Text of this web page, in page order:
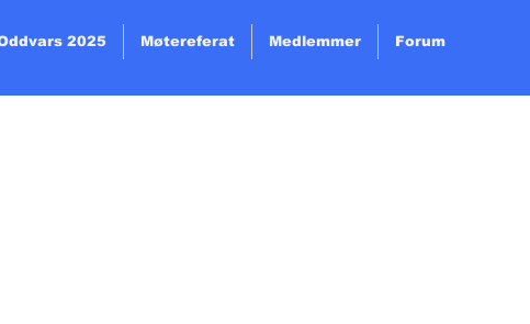
2025 Møtereferat Medlemmer Forum